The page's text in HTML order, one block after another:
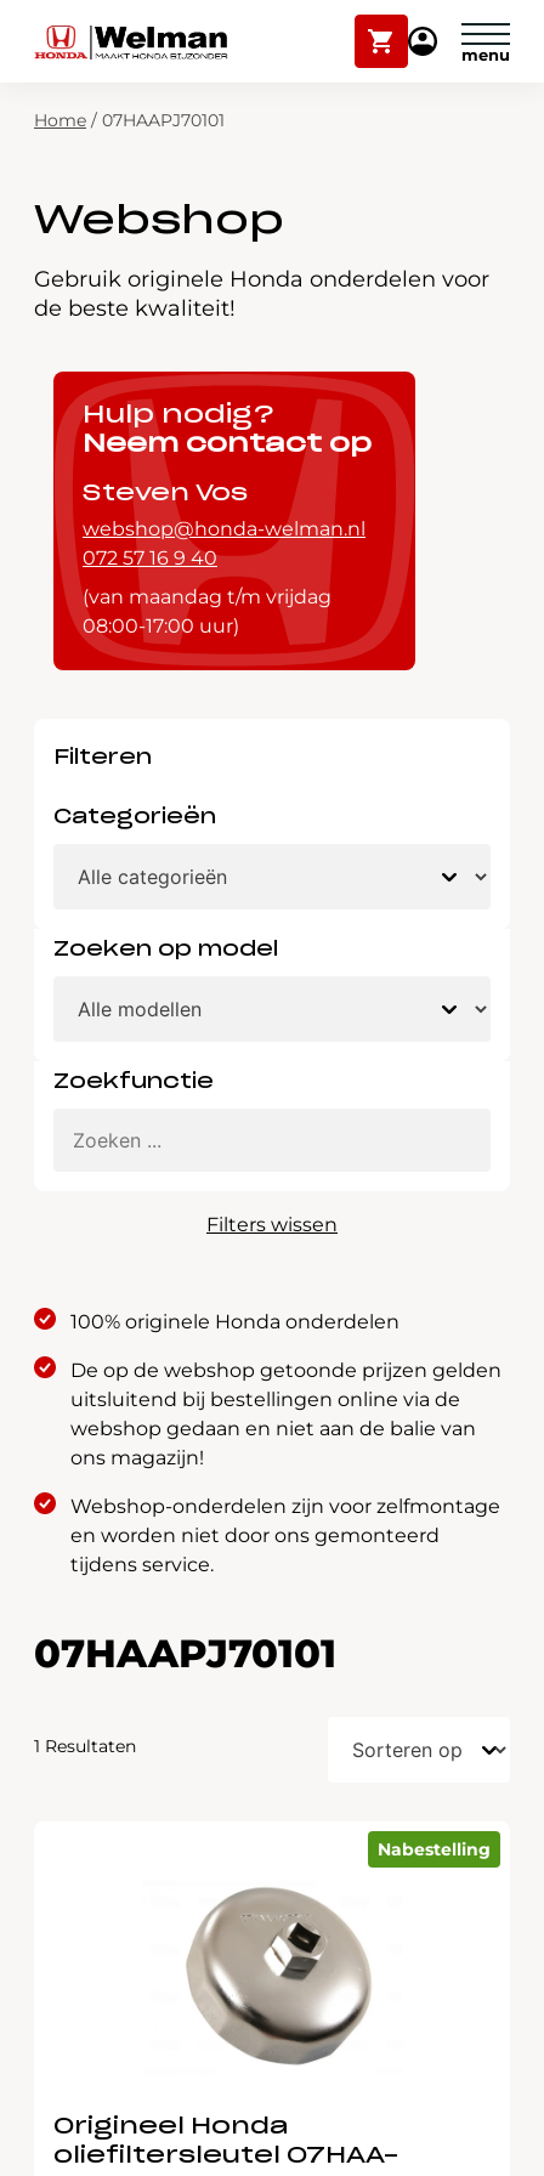
Winkelwagen
Mijn
Modellen
Over ons
Webshop
Contact
Zoekfunctie
Plan onderhoud
Mijn Honda Welman
Home / 07HAAPJ70101
Webshop
Gebruik originele Honda onderdelen voor
de beste kwaliteit!
Hulp nodig?
Neem contact op
Steven Vos
webshop@honda-welman.nl
072 57 16 9 40
(van maandag t/m vrijdag
08:00-17:00 uur)
Filteren
Categorieën
Zoeken op model
Zoekfunctie
Filters wissen
100% originele Honda onderdelen
De op de webshop getoonde prijzen gelden
uitsluitend bij bestellingen online via de
webshop gedaan en niet aan de balie van
ons magazijn!
Webshop-onderdelen zijn voor zelfmontage
en worden niet door ons gemonteerd
tijdens service.
07HAAPJ70101
1 Resultaten
Nabestelling
Origineel Honda
oliefiltersleutel 07HAA-